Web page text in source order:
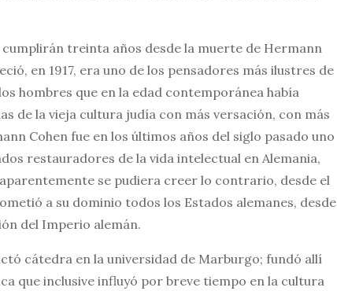
treinta años desde la muerte de Hermann
en 1917, era uno de los pensadores más ilustres de
hombres que en la edad contemporánea había
de la vieja cultura judía con más versación, con más
Cohen fue en los últimos años del siglo pasado uno
restauradores de la vida intelectual en Alemania,
se pudiera creer lo contrario, desde el
a su dominio todos los Estados alemanes, desde
del Imperio alemán.
cátedra en la universidad de Marburgo; fundó allí
que inclusive influyó por breve tiempo en la cultura